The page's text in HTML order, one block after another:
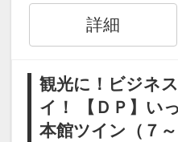
ド事前決済の場合を
・添い寝のご利用
学のお子様1名まで
ツイン・ダブルの
さまでご利用）の
利用は不可です。
詳細
観光に！ビジネ
イ！ 【ＤＰ】い
本館ツイン（７～